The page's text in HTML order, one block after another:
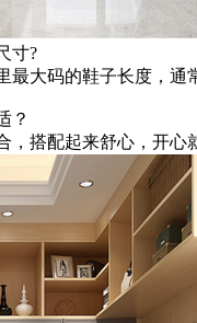
寸?
大码的鞋子长度，通
？
搭配起来舒心，开